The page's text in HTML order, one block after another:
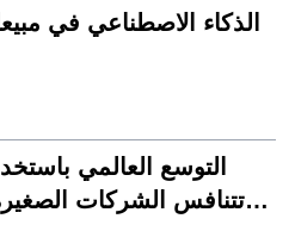
الذكاء الاصطناعي في
التوسع العالمي
تتنافس الشركات